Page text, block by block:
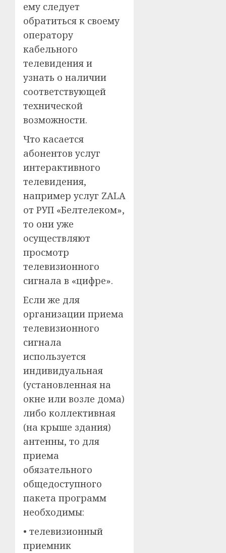
ему следует
обратиться к своему
оператору
кабельного
телевидения и
узнать о наличии
соответствующей
технической
возможности.
Что касается
абонентов услуг
интерактивного
телевидения,
например услуг ZALA
от РУП «Белтелеком»,
то они уже
осуществляют
просмотр
телевизионного
сигнала в «цифре».
Если же для
организации приема
телевизионного
сигнала
используется
индивидуальная
(установленная на
окне или возле дома)
либо коллективная
(на крыше здания)
антенны, то для
приема
обязательного
общедоступного
пакета программ
необходимы:
• телевизионный
приемник